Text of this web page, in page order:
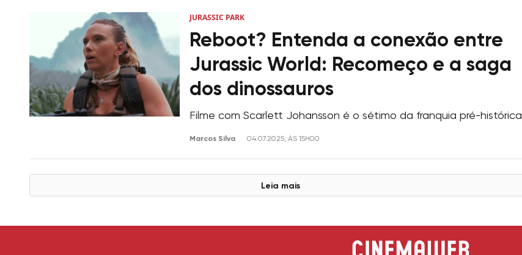
JURASSIC PARK
Reboot? Entenda a conexão entre
Jurassic World: Recomeço e a saga
dos dinossauros
Filme com Scarlett Johansson é o sétimo da franquia pré-histórica
Marcos Silva 04.07.2025, ÀS 15H00
Leia mais